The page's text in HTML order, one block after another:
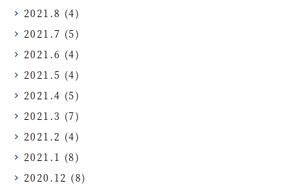
2021.8 (4)
2021.7 (5)
2021.6 (4)
2021.5 (4)
2021.4 (5)
2021.3 (7)
2021.2 (4)
2021.1 (8)
2020.12 (8)